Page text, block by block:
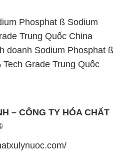
Phosphat ß Sodium
Trung Quốc China
doanh Sodium Phosphat ß
Grade Trung Quốc
– CÔNG TY HÓA CHẤT